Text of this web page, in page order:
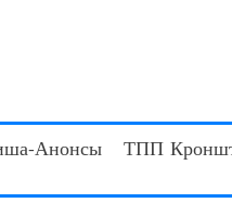
Анонсы ТПП